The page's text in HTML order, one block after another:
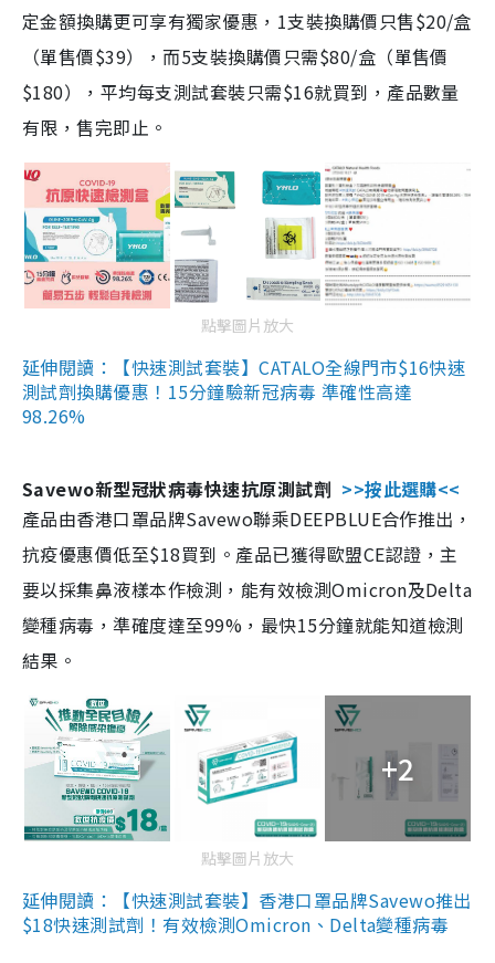
定金額換購更可享有獨家優惠，1支裝換購價只售$20/盒
（單售價$39），而5支裝換購價只需$80/盒（單售價
$180），平均每支測試套裝只需$16就買到，產品數量
有限，售完即止。
點擊圖片放大
延伸閱讀：【快速測試套裝】CATALO全線門市$16快速
測試劑換購優惠！15分鐘驗新冠病毒 準確性高達
98.26%
Savewo新型冠狀病毒快速抗原測試劑 >>按此選購<<
產品由香港口罩品牌Savewo聯乘DEEPBLUE合作推出，
抗疫優惠價低至$18買到。產品已獲得歐盟CE認證，主
要以採集鼻液樣本作檢測，能有效檢測Omicron及Delta
變種病毒，準確度達至99%，最快15分鐘就能知道檢測
結果。
+2
點擊圖片放大
延伸閱讀：【快速測試套裝】香港口罩品牌Savewo推出
$18快速測試劑！有效檢測Omicron、Delta變種病毒